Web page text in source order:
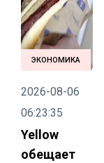
ЭКОНОМИКА
2026-08-06
06:23:35
Yellow
обещает